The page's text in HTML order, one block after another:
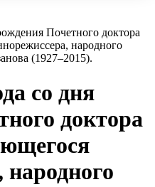
Почетного доктора
народного
(1927–2015).
со дня
доктора